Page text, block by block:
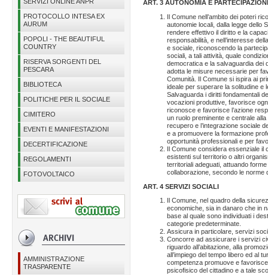
PROTOCOLLO INTESA EX
AURUM
POPOLI - THE BEAUTIFUL
COUNTRY
RISERVA SORGENTI DEL
PESCARA
BIBLIOTECA
POLITICHE PER IL SOCIALE
CIMITERO
EVENTI E MANIFESTAZIONI
DECERTIFICAZIONE
REGOLAMENTI
FOTOVOLTAICO
AMMINISTRAZIONE
TRASPARENTE
ART. 3 AUTONOMIA E
Il Comune nell’ambito dei poteri
autonomie locali, dalla legge dello
rendere effettivo il diritto e la
responsabilità, e nell’interesse
e sociale, riconoscendo la
sociali, a tali attività, quale
democratica e la salvaguardia dei
adotta le misure necessarie per
Comunità. Il Comune si ispira ai
ideale per superare la solitudine e
Salvaguarda i diritti fondamentali
vocazioni produttive, favorisce
riconosce e favorisce l’azione
un ruolo preminente e centrale
recupero e l’integrazione sociale
e a promuovere la formazione
opportunità professionali e per
Il Comune considera essenziale il
esistenti sul territorio o altri
territoriali adeguati, attuando
collaborazione, secondo le norme
ART. 4 SERVIZI SOCIALI
Il Comune, nel quadro della
economiche, sia in danaro che in
base al quale sono individuati i
categorie predeterminate.
Assicura in particolare, servizi
Concorre ad assicurare i servizi
riguardo all’abitazione, alla
all’impiego del tempo libero ed al
competenza promuove e
psicofisico del cittadino e a tale